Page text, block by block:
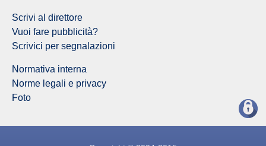
Scrivi al direttore
Vuoi fare pubblicità?
Scrivici per segnalazioni
Normativa interna
Norme legali e privacy
Foto